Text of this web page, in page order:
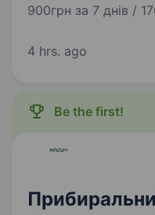
900грн за 7 днів /
відповідальних
4 hrs. ago
Be the first!